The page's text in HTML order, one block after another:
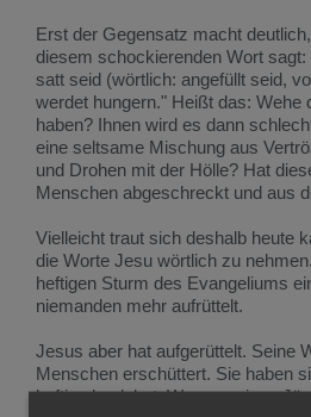
Erst der Gegensatz macht
diesem schockierenden Wort sagt:
satt seid (wörtlich: angefüllt seid,
werdet hungern." Heißt das: Wehe
haben? Ihnen wird es dann
eine seltsame Mischung aus
und Drohen mit der Hölle? Hat
Menschen abgeschreckt und aus
Vielleicht traut sich deshalb heute
die Worte Jesu wörtlich zu
heftigen Sturm des Evangeliums
niemanden mehr aufrüttelt.
Jesus aber hat aufgerüttelt. Seine
Menschen erschüttert. Sie haben
heftig abgelehnt. Was er seinen